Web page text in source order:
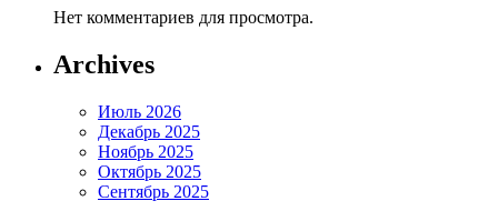
Нет комментариев для просмотра.
Archives
Июль 2026
Декабрь 2025
Ноябрь 2025
Октябрь 2025
Сентябрь 2025